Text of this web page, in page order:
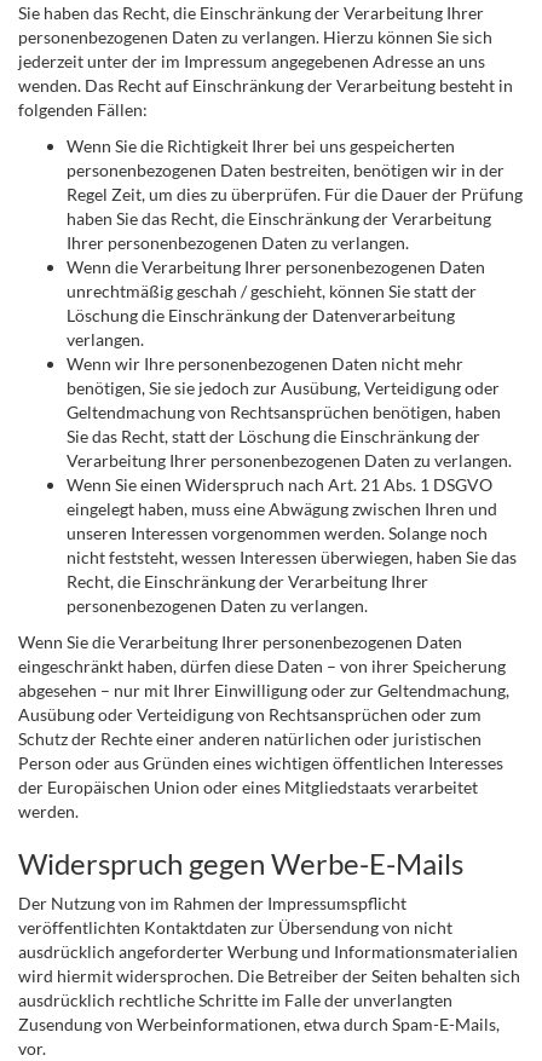
Sie haben das Recht, die Einschränkung der Verarbeitung Ihrer
personenbezogenen Daten zu verlangen. Hierzu können Sie sich
jederzeit unter der im Impressum angegebenen Adresse an uns
wenden. Das Recht auf Einschränkung der Verarbeitung besteht in
folgenden Fällen:
Wenn Sie die Richtigkeit Ihrer bei uns gespeicherten
personenbezogenen Daten bestreiten, benötigen wir in der
Regel Zeit, um dies zu überprüfen. Für die Dauer der Prüfung
haben Sie das Recht, die Einschränkung der Verarbeitung
Ihrer personenbezogenen Daten zu verlangen.
Wenn die Verarbeitung Ihrer personenbezogenen Daten
unrechtmäßig geschah / geschieht, können Sie statt der
Löschung die Einschränkung der Datenverarbeitung
verlangen.
Wenn wir Ihre personenbezogenen Daten nicht mehr
benötigen, Sie sie jedoch zur Ausübung, Verteidigung oder
Geltendmachung von Rechtsansprüchen benötigen, haben
Sie das Recht, statt der Löschung die Einschränkung der
Verarbeitung Ihrer personenbezogenen Daten zu verlangen.
Wenn Sie einen Widerspruch nach Art. 21 Abs. 1 DSGVO
eingelegt haben, muss eine Abwägung zwischen Ihren und
unseren Interessen vorgenommen werden. Solange noch
nicht feststeht, wessen Interessen überwiegen, haben Sie das
Recht, die Einschränkung der Verarbeitung Ihrer
personenbezogenen Daten zu verlangen.
Wenn Sie die Verarbeitung Ihrer personenbezogenen Daten
eingeschränkt haben, dürfen diese Daten – von ihrer Speicherung
abgesehen – nur mit Ihrer Einwilligung oder zur Geltendmachung,
Ausübung oder Verteidigung von Rechtsansprüchen oder zum
Schutz der Rechte einer anderen natürlichen oder juristischen
Person oder aus Gründen eines wichtigen öffentlichen Interesses
der Europäischen Union oder eines Mitgliedstaats verarbeitet
werden.
Widerspruch gegen Werbe-E-Mails
Der Nutzung von im Rahmen der Impressumspflicht
veröffentlichten Kontaktdaten zur Übersendung von nicht
ausdrücklich angeforderter Werbung und Informationsmaterialien
wird hiermit widersprochen. Die Betreiber der Seiten behalten sich
ausdrücklich rechtliche Schritte im Falle der unverlangten
Zusendung von Werbeinformationen, etwa durch Spam-E-Mails,
vor.